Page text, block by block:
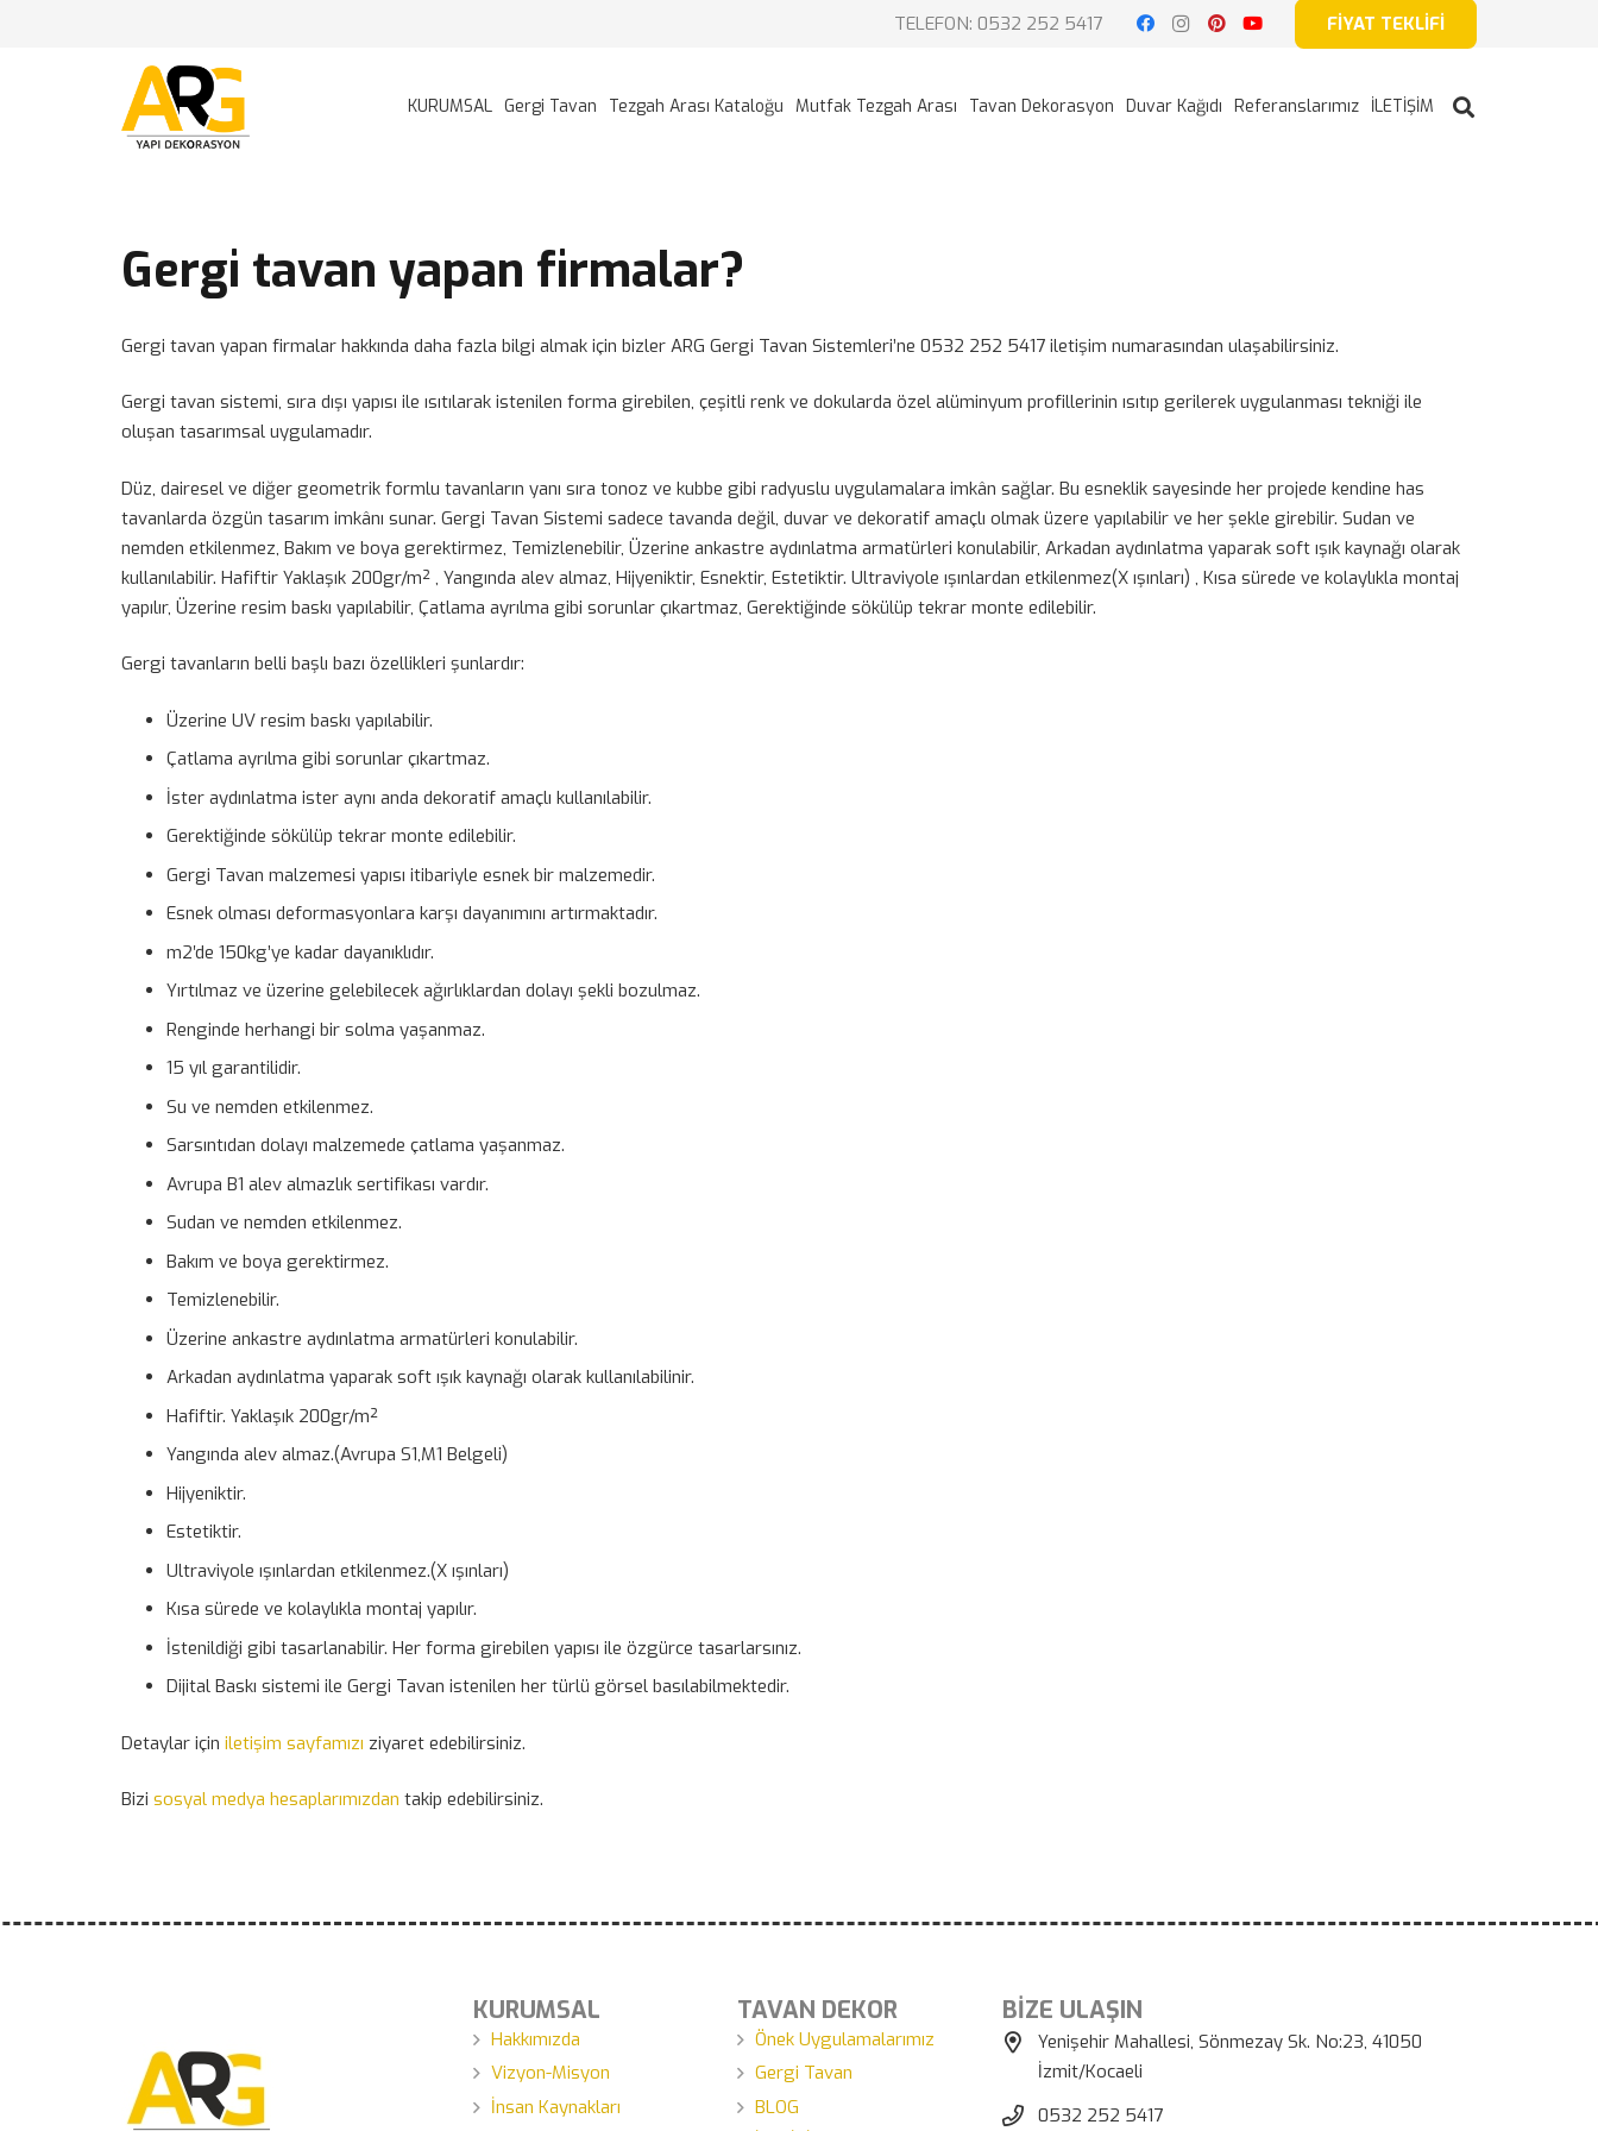
TELEFON: 0532 252 5417 FİYAT TEKLİFİ
KURUMSAL Gergi Tavan Tezgah Arası Kataloğu Mutfak Tezgah Arası Tavan Dekorasyon Duvar Kağıdı Referanslarımız İLETİŞİM
Gergi tavan yapan firmalar?
Gergi tavan yapan firmalar hakkında daha fazla bilgi almak için bizler ARG Gergi Tavan Sistemleri’ne 0532 252 5417 iletişim numarasından ulaşabilirsiniz.
Gergi tavan sistemi, sıra dışı yapısı ile ısıtılarak istenilen forma girebilen, çeşitli renk ve dokularda özel alüminyum profillerinin ısıtıp gerilerek uygulanması tekniği ile
oluşan tasarımsal uygulamadır.
Düz, dairesel ve diğer geometrik formlu tavanların yanı sıra tonoz ve kubbe gibi radyuslu uygulamalara imkân sağlar. Bu esneklik sayesinde her projede kendine has
tavanlarda özgün tasarım imkânı sunar. Gergi Tavan Sistemi sadece tavanda değil, duvar ve dekoratif amaçlı olmak üzere yapılabilir ve her şekle girebilir. Sudan ve
nemden etkilenmez, Bakım ve boya gerektirmez, Temizlenebilir, Üzerine ankastre aydınlatma armatürleri konulabilir, Arkadan aydınlatma yaparak soft ışık kaynağı olarak
kullanılabilir. Hafiftir Yaklaşık 200gr/m² , Yangında alev almaz, Hijyeniktir, Esnektir, Estetiktir. Ultraviyole ışınlardan etkilenmez(X ışınları) , Kısa sürede ve kolaylıkla montaj
yapılır, Üzerine resim baskı yapılabilir, Çatlama ayrılma gibi sorunlar çıkartmaz, Gerektiğinde sökülüp tekrar monte edilebilir.
Gergi tavanların belli başlı bazı özellikleri şunlardır:
Üzerine UV resim baskı yapılabilir.
Çatlama ayrılma gibi sorunlar çıkartmaz.
İster aydınlatma ister aynı anda dekoratif amaçlı kullanılabilir.
Gerektiğinde sökülüp tekrar monte edilebilir.
Gergi Tavan malzemesi yapısı itibariyle esnek bir malzemedir.
Esnek olması deformasyonlara karşı dayanımını artırmaktadır.
m2′de 150kg’ye kadar dayanıklıdır.
Yırtılmaz ve üzerine gelebilecek ağırlıklardan dolayı şekli bozulmaz.
Renginde herhangi bir solma yaşanmaz.
15 yıl garantilidir.
Su ve nemden etkilenmez.
Sarsıntıdan dolayı malzemede çatlama yaşanmaz.
Avrupa B1 alev almazlık sertifikası vardır.
Sudan ve nemden etkilenmez.
Bakım ve boya gerektirmez.
Temizlenebilir.
Üzerine ankastre aydınlatma armatürleri konulabilir.
Arkadan aydınlatma yaparak soft ışık kaynağı olarak kullanılabilinir.
Hafiftir. Yaklaşık 200gr/m²
Yangında alev almaz.(Avrupa S1,M1 Belgeli)
Hijyeniktir.
Estetiktir.
Ultraviyole ışınlardan etkilenmez.(X ışınları)
Kısa sürede ve kolaylıkla montaj yapılır.
İstenildiği gibi tasarlanabilir. Her forma girebilen yapısı ile özgürce tasarlarsınız.
Dijital Baskı sistemi ile Gergi Tavan istenilen her türlü görsel basılabilmektedir.
Detaylar için iletişim sayfamızı ziyaret edebilirsiniz.
Bizi sosyal medya hesaplarımızdan takip edebilirsiniz.
KURUMSAL
Hakkımızda
Vizyon-Misyon
İnsan Kaynakları
TAVAN DEKOR
Önek Uygulamalarımız
Gergi Tavan
BLOG
BİZE ULAŞIN
Yenişehir Mahallesi, Sönmezay Sk. No:23, 41050
İzmit/Kocaeli
0532 252 5417